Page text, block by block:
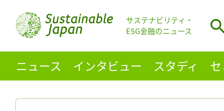
サステナビリティ・
ESG金融のニュース
ニュース インタビュー スタディ